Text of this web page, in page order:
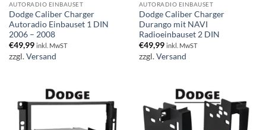
AUTORADIO EINBAUSET
Dodge Caliber Charger
Autoradio Einbauset 1 DIN
2006 – 2008
€49,99 inkl. MwST
zzgl.Versand
AUTORADIO EINBAUSET
Dodge Caliber Charger
Durango mit NAVI
Radioeinbauset 2 DIN
€49,99 inkl. MwST
zzgl.Versand